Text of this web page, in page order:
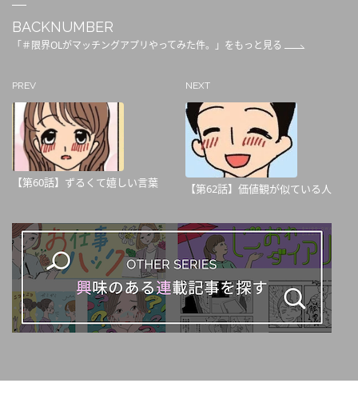
BACKNUMBER
「＃限界OLがマッチングアプリやってみた件。」をもっと見る
PREV
【第60話】ずるくて嬉しい言葉
NEXT
【第62話】価値観が似ている人